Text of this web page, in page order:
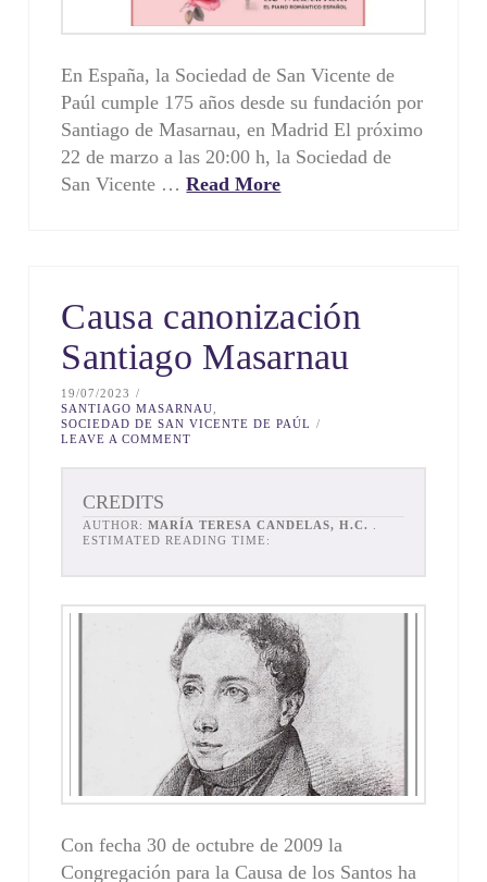
En España, la Sociedad de San Vicente de
Paúl cumple 175 años desde su fundación por
Santiago de Masarnau, en Madrid El próximo
22 de marzo a las 20:00 h, la Sociedad de
San Vicente …Read More
Causa canonización
Santiago Masarnau
19/07/2023
SANTIAGO MASARNAU
SOCIEDAD DE SAN VICENTE DE PAÚL
LEAVE A COMMENT
CREDITS
AUTHOR:MARÍA TERESA CANDELAS, H.C.
ESTIMATED READING TIME:
Con fecha 30 de octubre de 2009 la
Congregación para la Causa de los Santos ha